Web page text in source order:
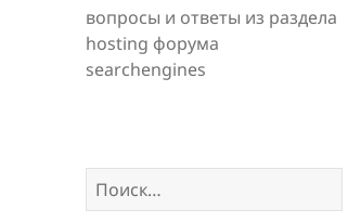
вопросы и ответы из раздела
hosting форума
searchengines
Найти: